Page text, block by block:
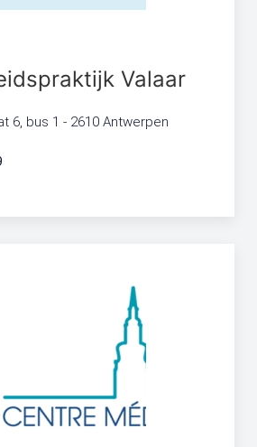
Valaar
6, bus 1 - ​2610 Antwerpen